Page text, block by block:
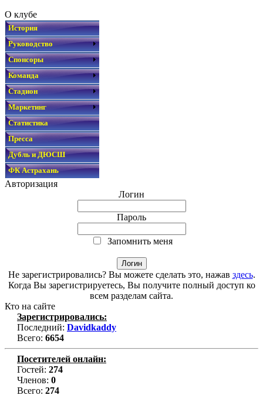
О клубе
История
Руководство
Спонсоры
Команда
Стадион
Маркетинг
Статистика
Пресса
Дубль и ДЮСШ
ФК Астрахань
Авторизация
Логин
Пароль
Запомнить меня
Не зарегистрировались? Вы можете сделать это, нажав здесь.
Когда Вы зарегистрируетесь, Вы получите полный доступ ко
всем разделам сайта.
Кто на сайте
Зарегистрировались:
Последний: Davidkaddy
Всего: 6654
Посетителей онлайн:
Гостей: 274
Членов: 0
Всего: 274